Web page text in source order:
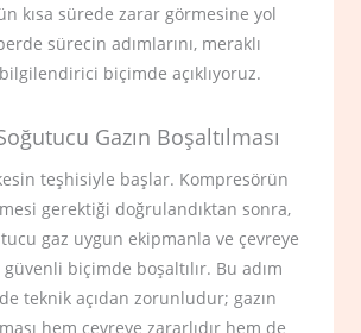
kısa sürede zarar görmesine yol
sürecin adımlarını, meraklı
biçimde açıklıyoruz.
Gazın Boşaltılması
teşhisiyle başlar. Kompresörün
gerektiği doğrulandıktan sonra,
gaz uygun ekipmanla ve çevreye
biçimde boşaltılır. Bu adım
teknik açıdan zorunludur; gazın
hem çevreye zararlıdır hem de